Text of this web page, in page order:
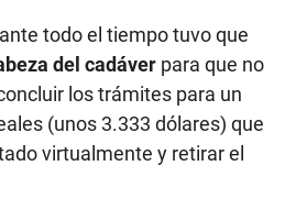
todo el tiempo tuvo que
del cadáver para que no
los trámites para un
(unos 3.333 dólares) que
virtualmente y retirar el